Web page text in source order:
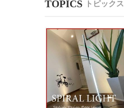
トピックス